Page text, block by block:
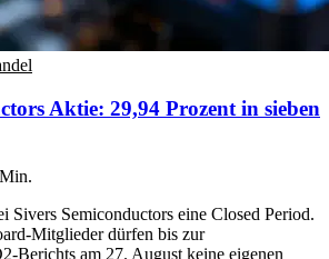
Aktie: 29,94 Prozent in sieben
Sivers Semiconductors eine Closed Period.
Mitglieder dürfen bis zur
Berichts am 27. August keine eigenen